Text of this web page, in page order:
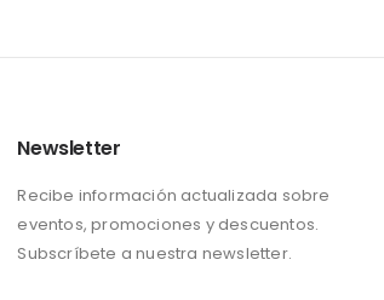
Newsletter
Recibe información actualizada sobre
eventos, promociones y descuentos.
Subscríbete a nuestra newsletter.